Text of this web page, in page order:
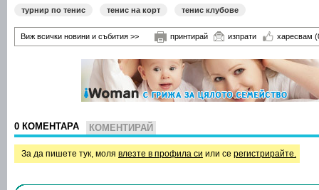
турнир по тенис тенис на корт тенис клубове
Виж всички новини и събития >> принтирай изпрати харесвам
0 КОМЕНТАРА КОМЕНТИРАЙ
За да пишете тук, моля влезте в профила си или се регистрирайте.